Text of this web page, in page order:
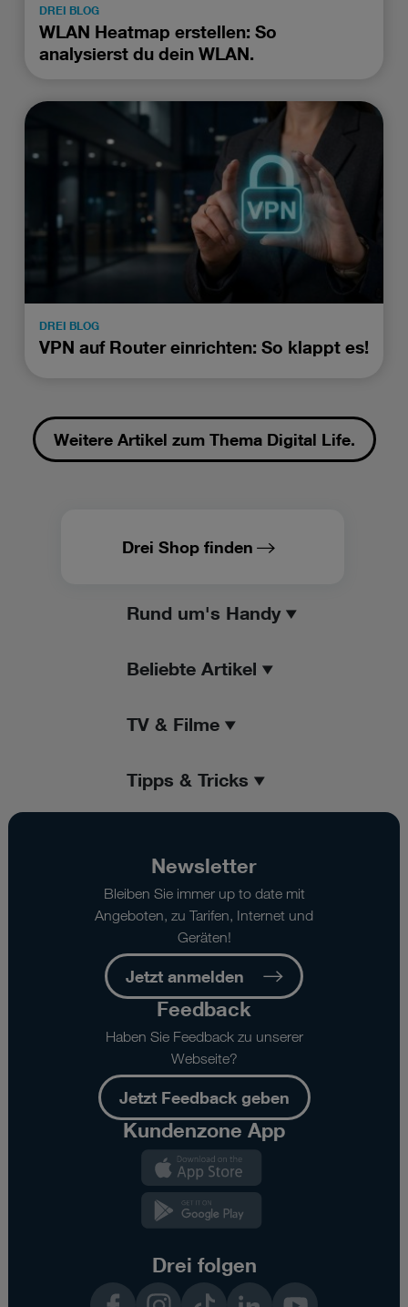
DREI BLOG
WLAN Heatmap erstellen: So
analysierst du dein WLAN.
DREI BLOG
VPN auf Router einrichten: So klappt es!
Weitere Artikel zum Thema Digital Life.
Drei Shop finden
Rund um's Handy
Beliebte Artikel
TV & Filme
Tipps & Tricks
Newsletter
Bleiben Sie immer up to date mit
Angeboten, zu Tarifen, Internet und
Geräten!
Jetzt anmelden
Feedback
Haben Sie Feedback zu unserer
Webseite?
Jetzt Feedback geben
Kundenzone App
Drei folgen
InstagramTikTok LinkedInYouTube